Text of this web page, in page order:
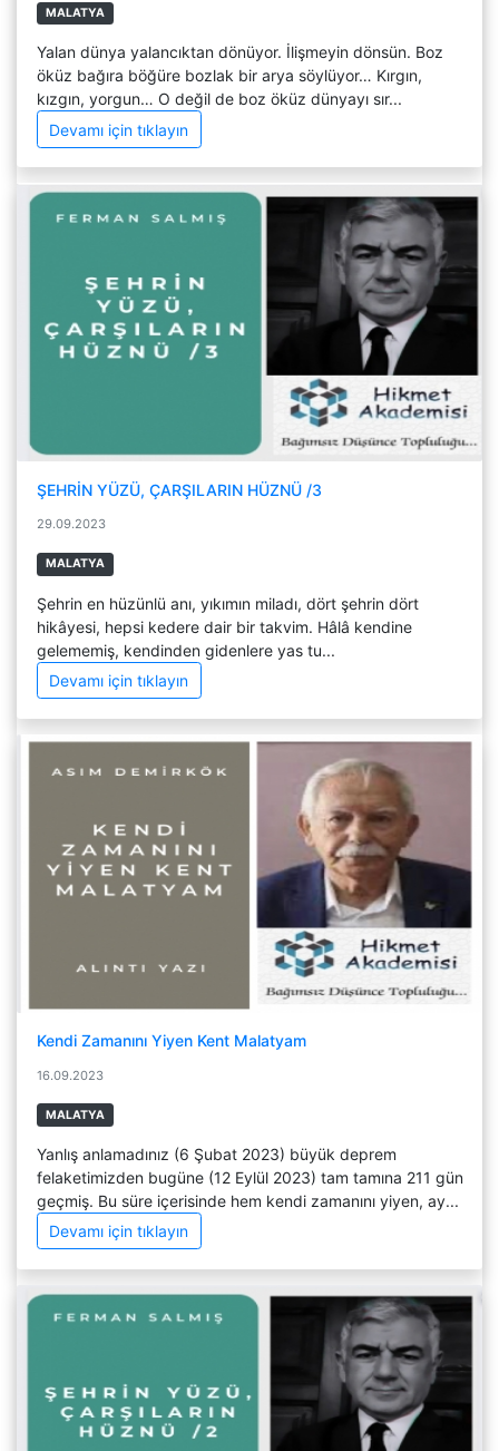
MALATYA
Yalan dünya yalancıktan dönüyor. İlişmeyin dönsün. Boz
öküz bağıra böğüre bozlak bir arya söylüyor… Kırgın,
kızgın, yorgun… O değil de boz öküz dünyayı sır...
Devamı için tıklayın
ŞEHRİN YÜZÜ, ÇARŞILARIN HÜZNÜ /3
29.09.2023
MALATYA
Şehrin en hüzünlü anı, yıkımın miladı, dört şehrin dört
hikâyesi, hepsi kedere dair bir takvim. Hâlâ kendine
gelememiş, kendinden gidenlere yas tu...
Devamı için tıklayın
Kendi Zamanını Yiyen Kent Malatyam
16.09.2023
MALATYA
Yanlış anlamadınız (6 Şubat 2023) büyük deprem
felaketimizden bugüne (12 Eylül 2023) tam tamına 211 gün
geçmiş. Bu süre içerisinde hem kendi zamanını yiyen, ay...
Devamı için tıklayın